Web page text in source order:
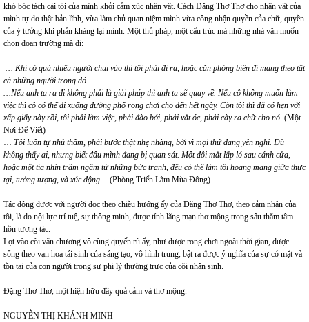
khó bóc tách cái tôi của mình khỏi cảm xúc nhân vật. Cách Đặng Thơ Thơ cho nhân vật của
mình tự do thật bản lĩnh, vừa làm chủ quan niệm mình vừa công nhận quyền của chữ, quyền
của ý tưởng khi phản kháng lại mình. Một thủ pháp, một cấu trúc mà những nhà văn muốn
chọn đoạn trường mà đi:
… Khi có quá nhiều người chui vào thì tôi phải đi ra, hoặc căn phòng biến đi mang theo tất
cả những người trong đó…
…Nếu anh ta ra đi không phải là giải pháp thì anh ta sẽ quay về. Nếu cô không muốn làm
việc thì cô có thể đi xuống đường phố rong chơi cho đến hết ngày. Còn tôi thì đã có hẹn với
xấp giấy này rồi, tôi phải làm việc, phải đào bới, phải vắt óc, phải cày ra chữ cho nó . (Một
Nơi Để Viết)
Tôi luôn tự nhủ thầm, phải bước thật nhẹ nhàng, bởi vì mọi thứ đang yên nghỉ. Dù
không thấy ai, nhưng biết đâu mình đang bị quan sát. Một đôi mắt lấp ló sau cánh cửa,
hoặc một tia nhìn trầm ngâm từ những bức tranh, đều có thể làm tôi hoang mang giữa thực
tại, tưởng tượng, và xúc động… (Phòng Triển Lãm Mùa Đông)
Tác động được với người đọc theo chiều hướng ấy của Đặng Thơ Thơ, theo cảm nhận của
tôi, là do nội lực trí tuệ, sự thông minh, được tính lãng mạn thơ mộng trong sâu thẳm tâm
hồn tương tác.
Lọt vào cõi văn chương vô cùng quyến rũ ấy, như được rong chơi ngoài thời gian, được
sống theo vạn hoa tái sinh của sáng tạo, vô hình trung, bật ra được ý nghĩa của sự có mặt và
tồn tại của con người trong sự phi lý thường trực của cõi nhân sinh.
Đặng Thơ Thơ, một hiện hữu đầy quả cảm và thơ mộng.
NGUYỄN THỊ KHÁNH MINH